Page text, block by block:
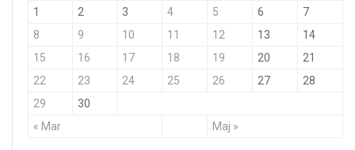
« Mar Maj »
1 2 3 4 5 6
7
8
9 10 11 12 13
14
15
16 17 18 19 20
21
22
23 24 25 26 27
28
29
30